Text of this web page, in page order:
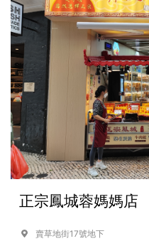
正宗鳳城蓉媽媽店
賣草地街17號地下